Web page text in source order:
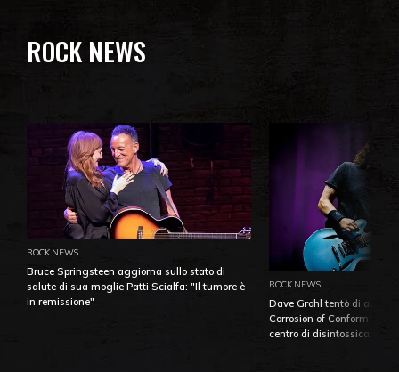
ROCK NEWS
ROCK NEWS
Bruce Springsteen aggiorna sullo stato di
salute di sua moglie Patti Scialfa: "Il tumore è
in remissione"
ROCK NEWS
Dave Grohl tentò di
Corrosion of Conformity
centro di